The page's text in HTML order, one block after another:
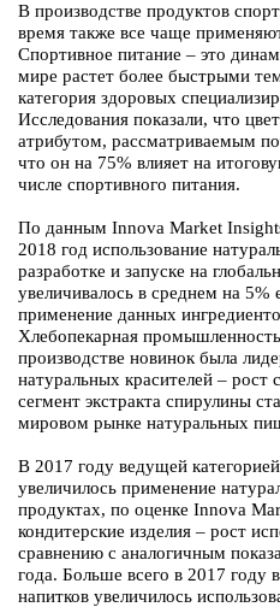
В производстве продуктов
время также все чаще
Спортивное питание – это
мире растет более быстрыми
категория здоровых
Исследования показали, что
атрибутом, рассматриваемым
что он на 75% влияет на
числе спортивного питания.
По данным Innova Market
2018 год использование
разработке и запуске на
увеличивалось в среднем на 5%
применение данных
Хлебопекарная
производстве новинок была
натуральных красителей – рост
сегмент экстракта спирулины
мировом рынке натуральных
В 2017 году ведущей
увеличилось применение
продуктах, по оценке Innova
кондитерские изделия – рост
сравнению с аналогичным
года. Больше всего в 2017 году
напитков увеличилось